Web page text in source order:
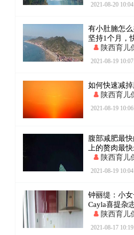
2021-08-20
有小肚腩怎么
坚持1个月，
陕西育儿
2021-08-19
如何快速减
陕西育儿
2021-08-19
腹部减肥最
上的赘肉最
陕西育儿
2021-08-19
钟丽缇：小
Cayla喜提杂
陕西育儿
2021-08-17